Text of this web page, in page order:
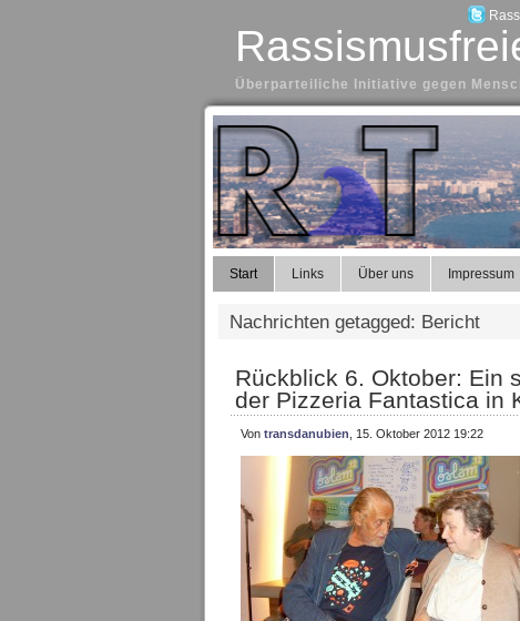
Überparteiliche Initiative gegen
Start Links Über uns Impressum
Nachrichten getagged: Bericht
Rückblick 6. Oktober: Ein
der Pizzeria Fantastica in
Von transdanubien , 15. Oktober 2012 19:22